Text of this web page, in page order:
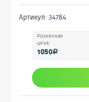
Артикул: 34784
Розничная
цена:
1050a